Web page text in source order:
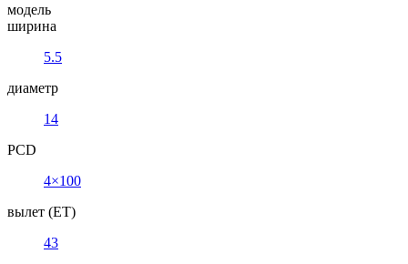
модель
ширина
5.5
диаметр
14
PCD
4×100
вылет (ET)
43